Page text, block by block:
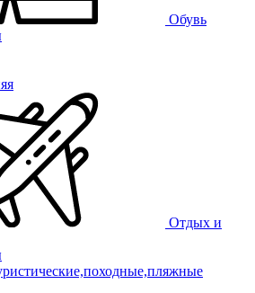
Обувь
Отдых и